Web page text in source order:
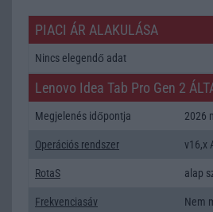
PIACI ÁR ALAKULÁSA
Nincs elegendő adat
Lenovo Idea Tab Pro Gen 2
Megjelenés időpontja 2026
Operációs rendszer v16,x
RotaS alap
Frekvenciasáv Nem